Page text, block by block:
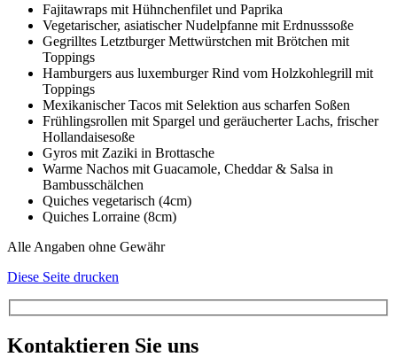
Fajitawraps mit Hühnchenfilet und Paprika
Vegetarischer, asiatischer Nudelpfanne mit Erdnusssoße
Gegrilltes Letztburger Mettwürstchen mit Brötchen mit
Toppings
Hamburgers aus luxemburger Rind vom Holzkohlegrill mit
Toppings
Mexikanischer Tacos mit Selektion aus scharfen Soßen
Frühlingsrollen mit Spargel und geräucherter Lachs, frischer
Hollandaisesoße
Gyros mit Zaziki in Brottasche
Warme Nachos mit Guacamole, Cheddar & Salsa in
Bambusschälchen
Quiches vegetarisch (4cm)
Quiches Lorraine (8cm)
Alle Angaben ohne Gewähr
Diese Seite drucken
Kontaktieren Sie uns